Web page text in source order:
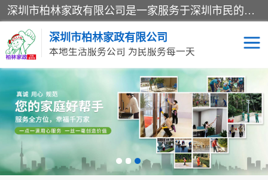
深圳市柏林家政有限公司是一家服务于深圳市民的专业家政公司。致力于为客户提供高质量、多维度的家庭服务，包括养老、母婴、月嫂育婴早教、康复理疗、家电清洗和保洁等方面的专业服务。
深圳市柏林家政有限公司
本地生活服务公司 为民服务每一天
家居保洁 护工月嫂
家庭保姆 家政服务